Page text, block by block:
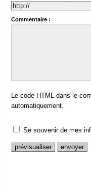
Commentaire :
Le code HTML dans le
automatiquement.
Se souvenir de mes